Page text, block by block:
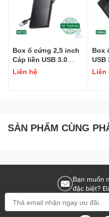
Kết nối TV 4K / HD với đầu Blu-
và các thiết bị HDMI khác
Box ổ cứng 2,5 inch
Cáp liền USB 3.0
Ugreen 30719
Liên hệ
Box
USB
Liên
SẢN PHẨM CÙNG
Bạn muốn
đặc biệt?